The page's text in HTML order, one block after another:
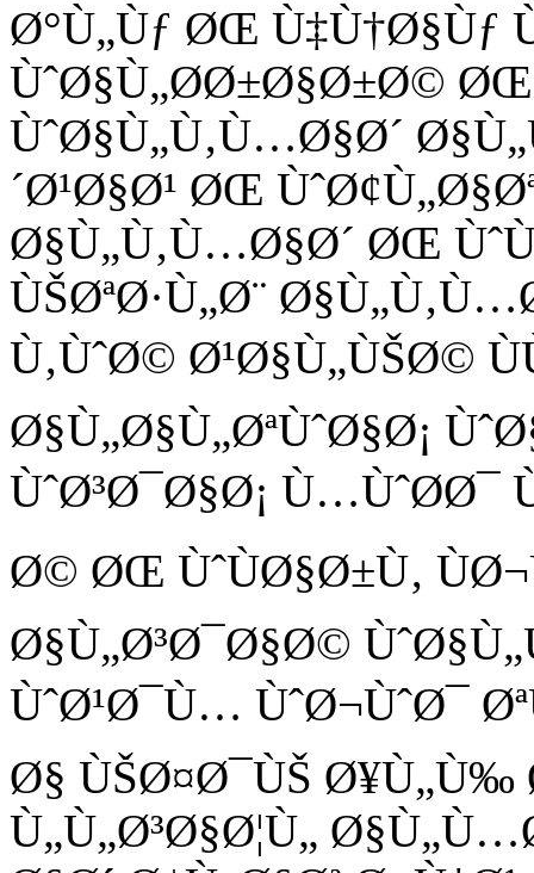
Ø°Ù„Ùƒ ØŒ
ÙˆØ§Ù„Ø­Ø±Ø§Ø±Ø©
ÙˆØ§Ù„Ù‚Ù…Ø§Ø´
´Ø¹Ø§Ø¹ ØŒ
Ø§Ù„Ù‚Ù…Ø§Ø´ ØŒ
ÙŠØªØ·Ù„Ø¨
Ù‚ÙˆØ© Ø¹Ø§Ù„ÙŠØ©
Ø§Ù„Ø§Ù„ØªÙˆØ§Ø¡
ÙˆØ³Ø¯Ø§Ø¡ Ù…ÙˆØ­Ø¯
Ø© ØŒ ÙˆÙØ§Ø±Ù‚
Ø§Ù„Ø³Ø¯Ø§Ø©
ÙˆØ¹Ø¯Ù… ÙˆØ¬ÙˆØ¯
Ø§ ÙŠØ¤Ø¯ÙŠ Ø¥Ù„Ù‰
Ù„Ù„Ø³Ø§Ø¦Ù„